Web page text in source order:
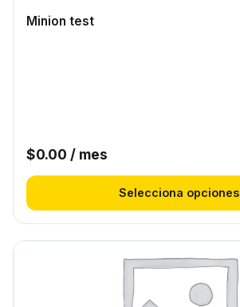
Minion test
$0.00 / mes
Selecciona opciones